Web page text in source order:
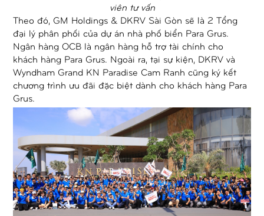
viên tư vấn
Theo đó, GM Holdings & DKRV Sài Gòn sẽ là 2 Tổng
đại lý phân phối của dự án nhà phố biển Para Grus.
Ngân hàng OCB là ngân hàng hỗ trợ tài chính cho
khách hàng Para Grus. Ngoài ra, tại sự kiện, DKRV và
Wyndham Grand KN Paradise Cam Ranh cũng ký kết
chương trình ưu đãi đặc biệt dành cho khách hàng Para
Grus.